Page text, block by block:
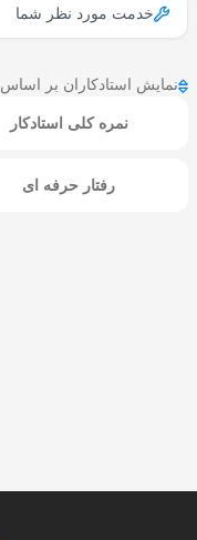
خدمت مورد نظر شما
نمایش استادکاران بر اساس
نمره کلی استادکار
رفتار حرفه ای